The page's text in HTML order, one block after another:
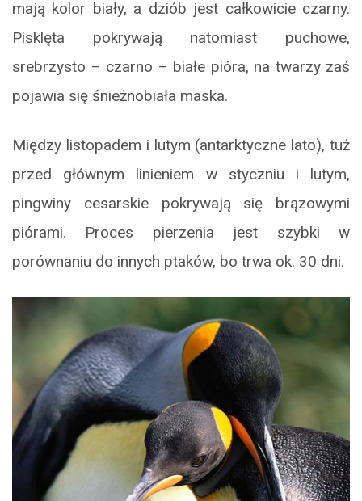
mają kolor biały, a dziób jest całkowicie czarny.
Pisklęta pokrywają natomiast puchowe,
srebrzysto – czarno – białe pióra, na twarzy zaś
pojawia się śnieżnobiała maska.
Między listopadem i lutym (antarktyczne lato), tuż
przed głównym linieniem w styczniu i lutym,
pingwiny cesarskie pokrywają się brązowymi
piórami. Proces pierzenia jest szybki w
porównaniu do innych ptaków, bo trwa ok. 30 dni.